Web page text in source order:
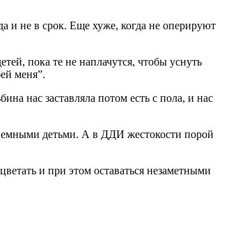
и не в срок. Еще хуже, когда не оперируют
пока те не наплачутся, чтобы уснуть
меня”.
нас заставляла потом есть с пола, и нас
детьми. А в ДДИ жестокости порой
и при этом оставаться незаметными